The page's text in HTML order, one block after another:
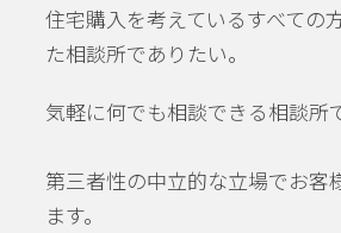
住宅購入を考えているすべての
た相談所でありたい。
気軽に何でも相談できる相談所
第三者性の中立的な立場でお客
ます。